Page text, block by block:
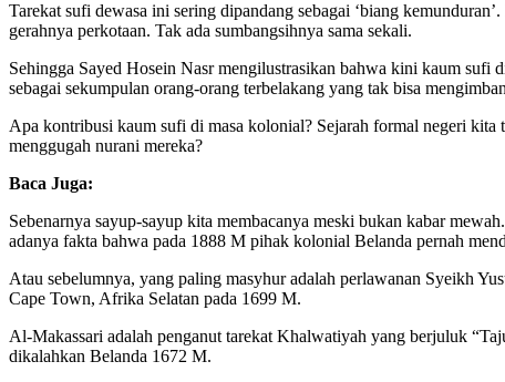
Tarekat sufi dewasa ini sering dipandang sebagai ‘biang
gerahnya perkotaan. Tak ada sumbangsihnya sama sekali.
Sehingga Sayed Hosein Nasr mengilustrasikan bahwa kini kaum sufi
sebagai sekumpulan orang-orang terbelakang yang tak bisa
Apa kontribusi kaum sufi di masa kolonial? Sejarah formal negeri kita
menggugah nurani mereka?
Baca Juga:
Sebenarnya sayup-sayup kita membacanya meski bukan kabar
adanya fakta bahwa pada 1888 M pihak kolonial Belanda pernah
Atau sebelumnya, yang paling masyhur adalah perlawanan Syeikh
Cape Town, Afrika Selatan pada 1699 M.
Al-Makassari adalah penganut tarekat Khalwatiyah yang berjuluk
dikalahkan Belanda 1672 M.